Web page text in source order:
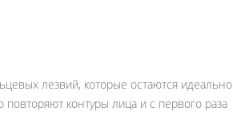
лезвий, которые остаются идеально
контуры лица и с первого раза